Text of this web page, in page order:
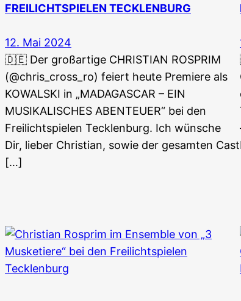
FREILICHTSPIELEN TECKLENBURG
12. Mai 2024
🇩🇪 Der großartige CHRISTIAN ROSPRIM
(@chris_cross_ro) feiert heute Premiere als
KOWALSKI in „MADAGASCAR – EIN
MUSIKALISCHES ABENTEUER“ bei den
Freilichtspielen Tecklenburg. Ich wünsche
Dir, lieber Christian, sowie der gesamten Cast
[…]